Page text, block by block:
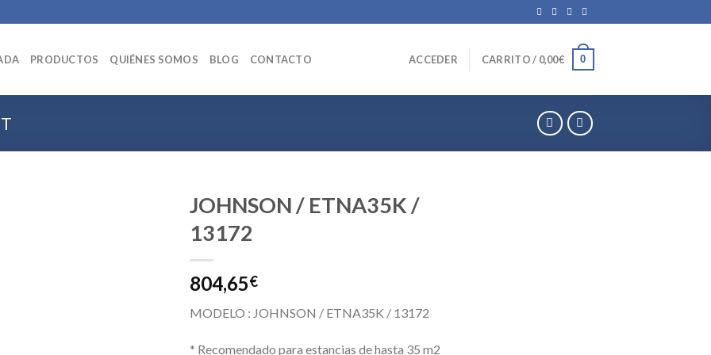
PRODUCTOS QUIÉNES SOMOS BLOG CONTACTO ACCEDER CARRITO / 0,00€ 0
JOHNSON / ETNA35K /
13172
804,65€
MODELO : JOHNSON / ETNA35K / 13172
* Recomendado para estancias de hasta 35 m2